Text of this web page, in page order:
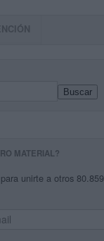
Buscar
MATERIAL?
unirte a otros 80.859